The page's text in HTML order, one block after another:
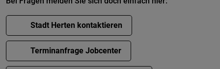
Stadt Herten kontaktieren
Terminanfrage Jobcenter